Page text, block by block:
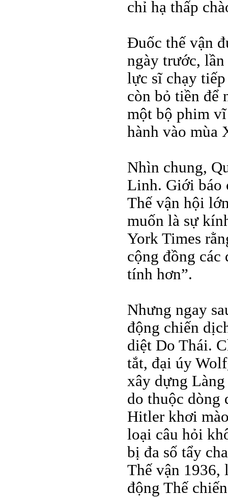
chỉ hạ thấp
Đuốc thế vận
ngày trước,
lực sĩ chạy
còn bỏ tiền để
một bộ phim
hành vào mùa
Nhìn chung,
Linh. Giới báo
Thế vận hội
muốn là sự
York Times
cộng đồng các
tính hơn”.
Nhưng ngay
động chiến
diệt Do Thái.
tắt, đại úy
xây dựng
do thuộc dòng
Hitler khơi
loại câu hỏi
bị đa số tẩy
Thế vận 1936,
động Thế